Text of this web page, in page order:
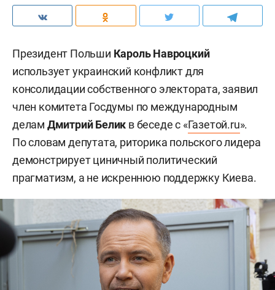
Президент Польши Кароль Навроцкий
использует украинский конфликт для
консолидации собственного электората, заявил
член комитета Госдумы по международным
делам Дмитрий Белик в беседе с «Газетой.ru».
По словам депутата, риторика польского лидера
демонстрирует циничный политический
прагматизм, а не искреннюю поддержку Киева.